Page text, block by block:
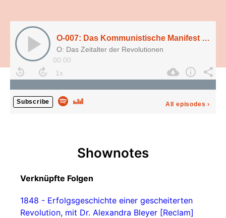
O-007: Das Kommunistische Manifest (1848), mit Prof. Dr. Beatrix Bouvier
O: Das Zeitalter der Revolutionen
00:00
Subscribe All episodes ›
Shownotes
Verknüpfte Folgen
1848 - Erfolgsgeschichte einer gescheiterten
Revolution, mit Dr. Alexandra Bleyer [Reclam]